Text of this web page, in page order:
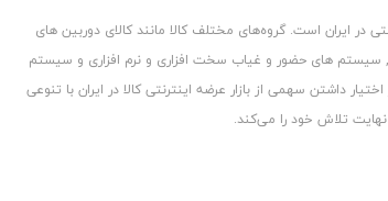
ایران است. گروه‏‏‌های مختلف کالا مانند کالای دوربین های
سیستم های حضور و غیاب سخت افزاری و نرم افزاری و سیستم
داشتن سهمی از بازار عرضه اینترنتی کالا در ایران با تنوعی
نهایت تلاش خود را می‌‏‏کند.